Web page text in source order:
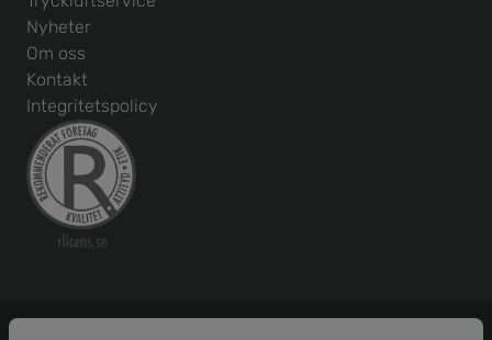
Nyheter
Om oss
Kontakt
Integritetspolicy